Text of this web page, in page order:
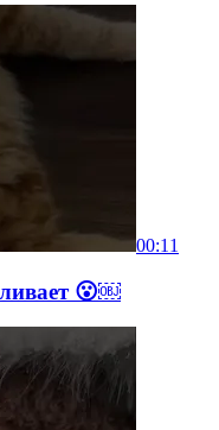
00:11
😮￼